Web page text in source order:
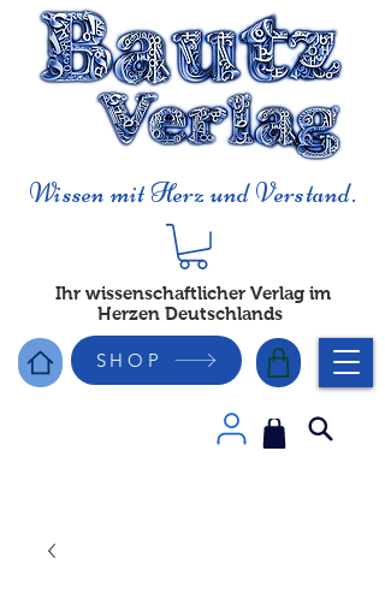
Wissen mit Herz und Verstand.
Ihr wissenschaftlicher Verlag im
Herzen Deutschlands
SHOP